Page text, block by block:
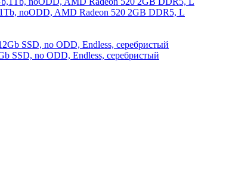
noODD, AMD Radeon 520 2GB DDR5, L
SSD, no ODD, Endless, серебристый